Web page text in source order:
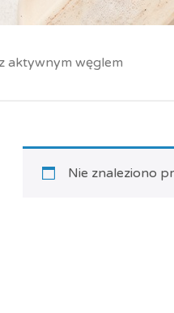
aktywnym węglem
Nie znaleziono